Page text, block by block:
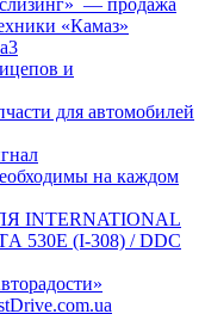
«Камаз»
и
для автомобилей
на каждом
INTERNATIONAL
530E (I-308) / DDC